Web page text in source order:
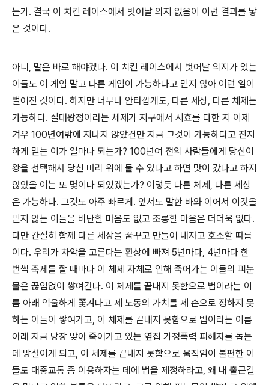
는가. 결국 이 치킨 레이스에서 벗어날 의지 없음이 이런 결과를 낳
은 것이다.
아니 , 말은 바로 해야겠다. 이 치킨 레이스에서 벗어날 의지가 있는
이들도 이 게임 말고 다른 게임이 가능하다고 믿지 않아 이런 일이
벌어진 것이다. 하지만 너무나 안타깝게도, 다른 세상, 다른 체제는
가능하다. 절대왕정이라는 체제가 지구에서 시효를 다한 지 이제
겨우 100년여밖에 지나지 않았건만 지금 그것이 가능하다고 진지
하게 믿는 이가 얼마나 되는가? 100년여 전의 사람들에게 당신이
왕을 선택해서 당신 머리 위에 둘 수 있다고 하면 맛이 갔다고 하지
않았을 이는 또 몇이나 되었겠는가? 이렇듯 다른 체제 , 다른 세상
은 가능하다. 그것도 아주 빠르게 . 앞서도 말한 바와 이어서 이것을
믿지 않는 이들을 비난할 마음도 없고 조롱할 마음은 더더욱 없다.
다만 간절히 함께 다른 세상을 꿈꾸고 만들어 내자고 호소할 따름
이다. 우리가 차악을 고른다는 환상에 빠져 5년마다, 4년마다 한
번씩 축제를 할 때마다 이 체제 자체로 인해 죽어가는 이들의 피눈
물은 끊임없이 쌓여간다. 이 체제를 끝내지 못함으로 법이라는 이
름 아래 억울하게 쫓겨나고 제 노동의 가치를 제 손으로 정하지 못
하는 이들이 쌓여가고, 이 체제를 끝내지 못함으로 법이라는 이름
아래 지금 당장 맞아 죽어가고 있는 옆집 가정폭력 피해자를 돕는
데 망설이게 되고, 이 체제를 끝내지 못함으로 움직임이 불편한 이
들도 대중교통 좀 이용하자는 데에 법을 제정하라고, 왜 내 출근길